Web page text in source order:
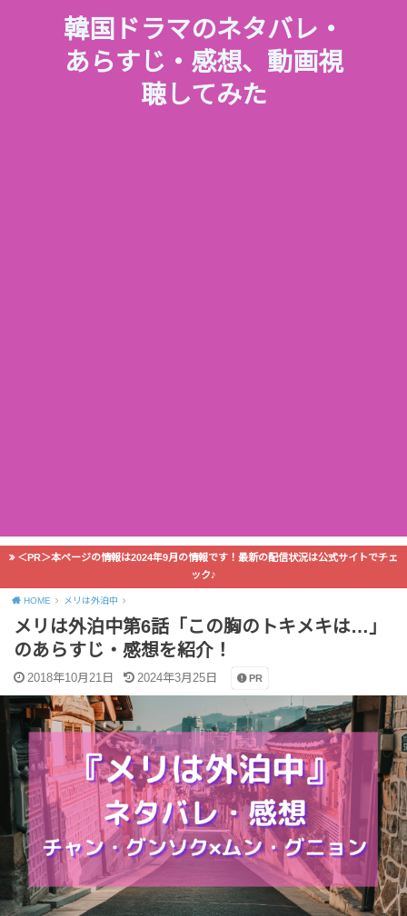
韓国ドラマのネタバレ・
あらすじ・感想、動画視
聴してみた
＜PR＞本ページの情報は2024年9月の情報です！最新の配信状況は公式サイトでチェ
ック♪
HOME メリは外泊中
メリは外泊中第6話「この胸のトキメキは…」
のあらすじ・感想を紹介！
2018年10月21日 2024年3月25日 PR